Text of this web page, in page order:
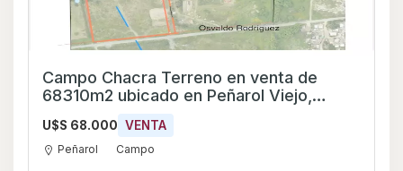
Campo Chacra Terreno en venta de
68310m2 ubicado en Peñarol Viejo,
U$S 68.000 VENTA
Peñarol Campo